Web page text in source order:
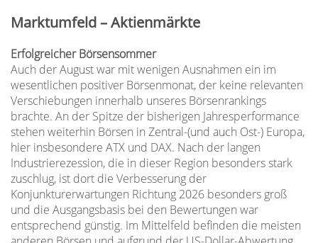
Marktumfeld – Aktienmärkte
Erfolgreicher Börsensommer
Auch der August war mit wenigen Ausnahmen ein im
wesentlichen positiver Börsenmonat, der keine relevanten
Verschiebungen innerhalb unseres Börsenrankings
brachte. An der Spitze der bisherigen Jahresperformance
stehen weiterhin Börsen in Zentral-(und auch Ost-) Europa,
hier insbesondere ATX und DAX. Nach der langen
Industrierezession, die in dieser Region besonders stark
zuschlug, ist dort die Verbesserung der
Konjunkturerwartungen Richtung 2026 besonders groß
und die Ausgangsbasis bei den Bewertungen war
entsprechend günstig. Im Mittelfeld befinden die meisten